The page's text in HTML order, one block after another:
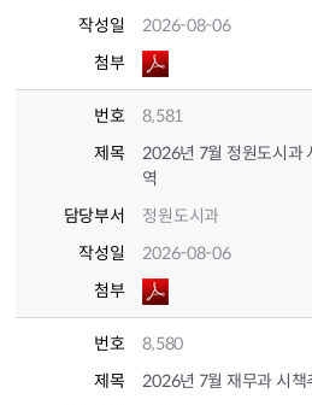
작성일
2026-08-06
첨부
번호
8,581
제목
2026년 7월 정원도시과
역
담당부서
정원도시과
작성일
2026-08-06
첨부
번호
8,580
제목
2026년 7월 재무과 시책